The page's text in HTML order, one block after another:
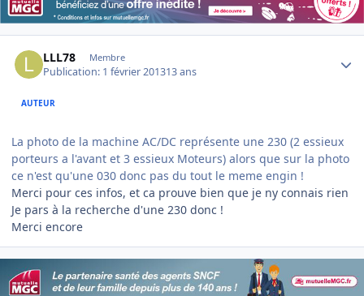
LLL78 Membre
Publication: 1 février 201313 ans
AUTEUR
La photo de la machine AC/DC représente une 230 (2 essieux
porteurs a l'avant et 3 essieux Moteurs) alors que sur la photo
ce n'est qu'une 030 donc pas du tout le meme engin !
Merci pour ces infos, et ca prouve bien que je ny connais rien
Je pars à la recherche d'une 230 donc !
Merci encore